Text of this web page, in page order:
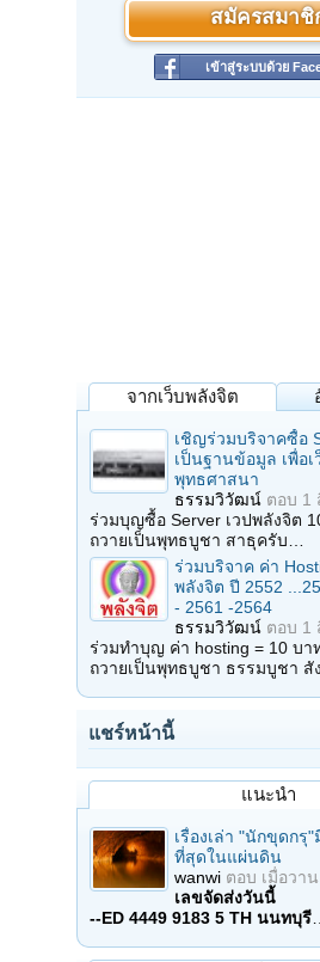
สมัครสมาชิ
เข้าสู่ระบบด้วย
จากเว็บพลังจิต
เชิญร่วมบริจาคซื้อ
เป็นฐานข้อมูล เพื่อ
พุทธศาสนา
ธรรมวิวัฒน์ ตอบ 1
ร่วมบุญซื้อ Server เวปพลังจิต
ถวายเป็นพุทธบูชา สาธุครับ…
ร่วมบริจาค ค่า
พลังจิต ปี 2552
- 2561 -2564
ธรรมวิวัฒน์ ตอบ 1
ร่วมทำบุญ ค่า hosting = 10 บา
ถวายเป็นพุทธบูชา ธรรมบูชา สั
แชร์หน้านี้
แนะนำ
เรื่องเล่า "นักขุดกรุ
ที่สุดในแผ่นดิน
wanwi ตอบ เมื่อวา
เลขจัดส่งวันนี้
--ED 4449 9183 5 TH นนทบุรี